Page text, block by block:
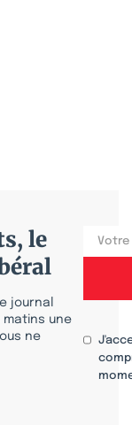
le
journal
matins une
ne